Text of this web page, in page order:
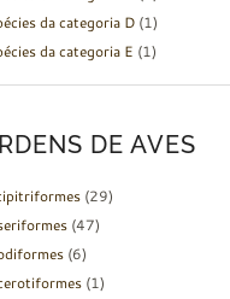
da categoria D (1)
da categoria E (1)
DE AVES
(29)
(47)
(6)
(1)